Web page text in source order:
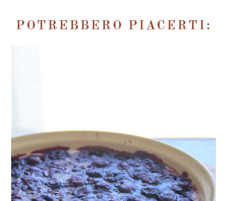
POTREBBERO PIACERTI: